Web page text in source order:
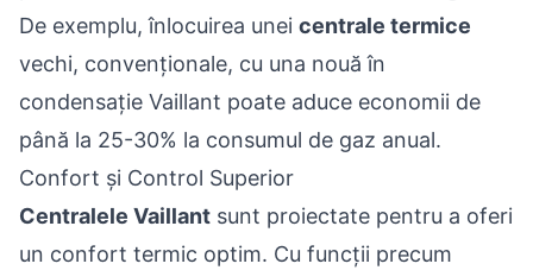
De exemplu, înlocuirea unei centrale termice
vechi, convenționale, cu una nouă în
condensație Vaillant poate aduce economii de
până la 25-30% la consumul de gaz anual.
Confort și Control Superior
Centralele Vaillant sunt proiectate pentru a oferi
un confort termic optim. Cu funcții precum